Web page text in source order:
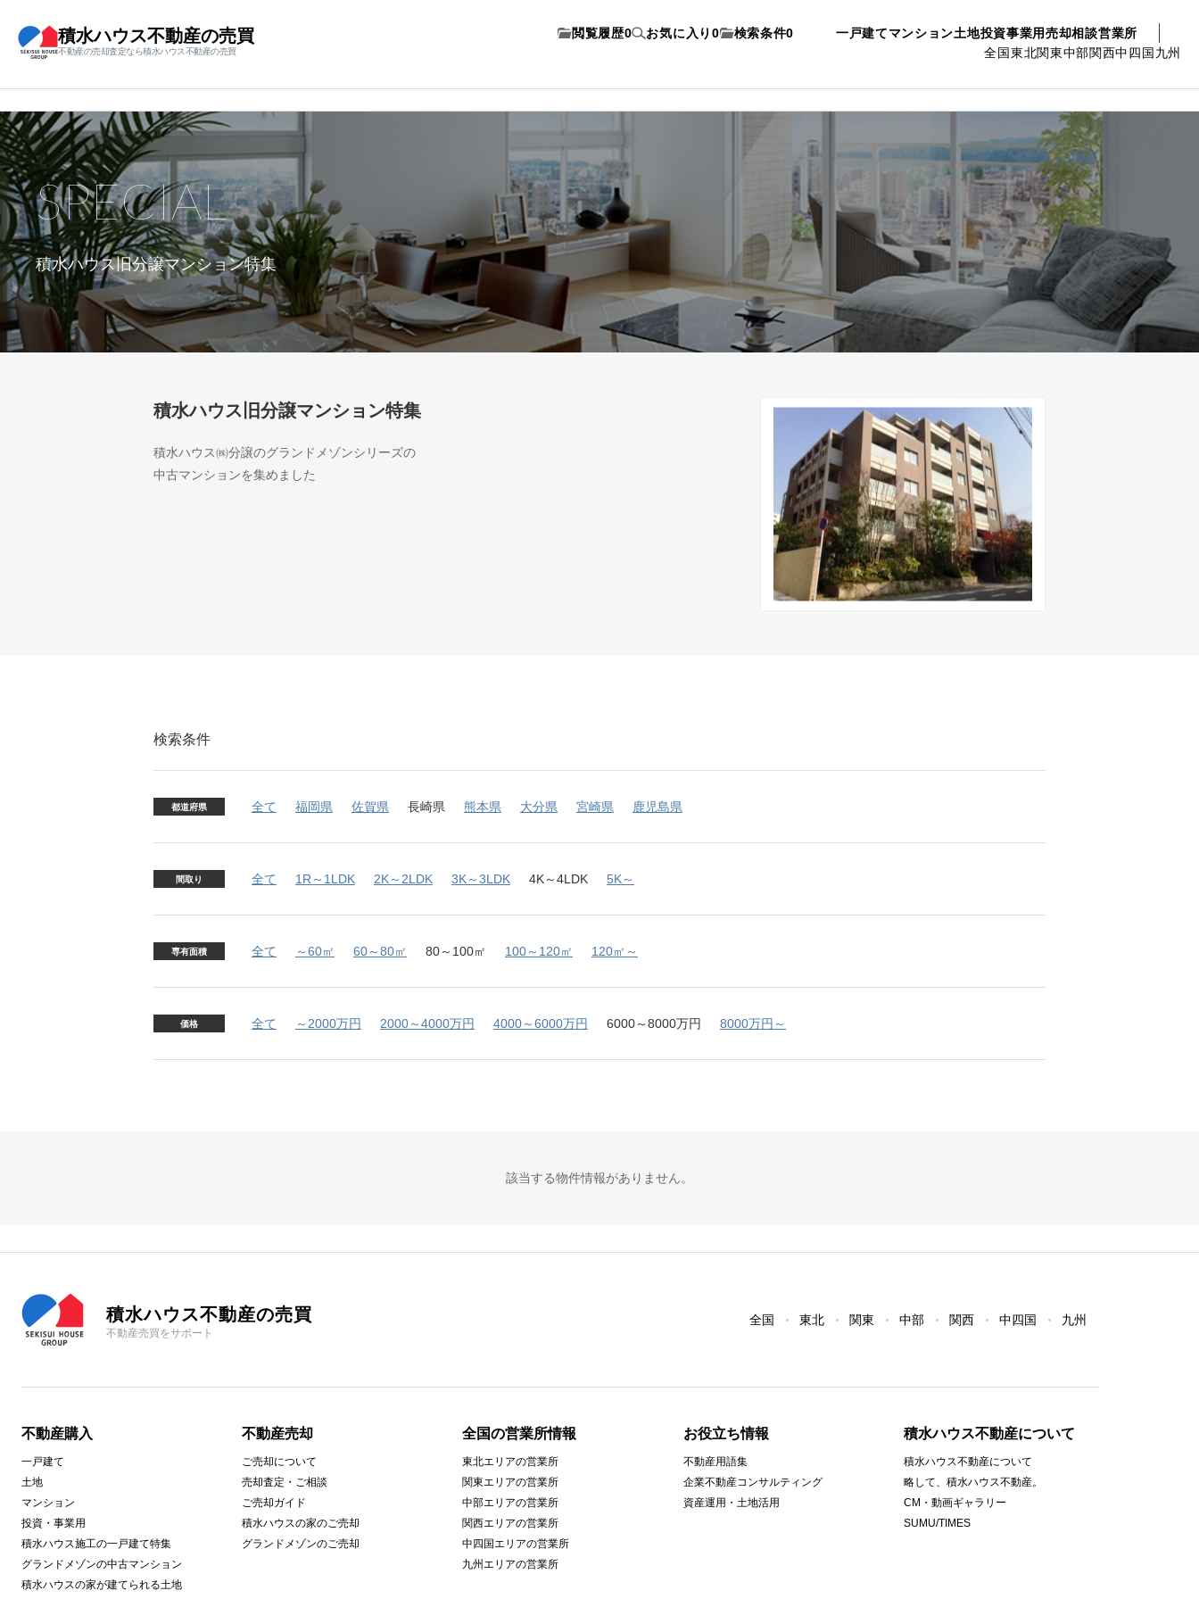
積水ハウス不動産の売買
不動産の売却査定なら積水ハウス不動産の売買
一戸建てマンション土地投資事業用売却相談営業所
全国東北関東中部関西中四国九州
閲覧履歴0 お気に入り 0 検索条件0
積水ハウス旧分譲マンション特集
SPECIAL
積水ハウス旧分譲マンション特集
積水ハウス㈱分譲のグランドメゾンシリーズの
中古マンションを集めました
検索条件
都道府県 全て 福岡県 佐賀県 長崎県 熊本県 大分県 宮崎県 鹿児島県
間取り 全て 1R～1LDK 2K～2LDK 3K～3LDK 4K～4LDK 5K～
専有面積 全て ～60㎡ 60～80㎡ 80～100㎡ 100～120㎡ 120㎡～
価格 全て ～2000万円 2000～4000万円 4000～6000万円 6000～8000万円 8000万円～
該当する物件情報がありません。
積水ハウス不動産の売買
不動産売買をサポート
全国 東北 関東 中部 関西 中四国 九州
不動産購入
一戸建て
土地
マンション
投資・事業用
積水ハウス施工の一戸建て特集
グランドメゾンの中古マンション
積水ハウスの家が建てられる土地
不動産売却
ご売却について
売却査定・ご相談
ご売却ガイド
積水ハウスの家のご売却
グランドメゾンのご売却
全国の営業所情報
東北エリアの営業所
関東エリアの営業所
中部エリアの営業所
関西エリアの営業所
中四国エリアの営業所
九州エリアの営業所
お役立ち情報
不動産用語集
企業不動産コンサルティング
資産運用・土地活用
積水ハウス不動産について
積水ハウス不動産について
略して、積水ハウス不動産。
CM・動画ギャラリー
SUMU/TIMES